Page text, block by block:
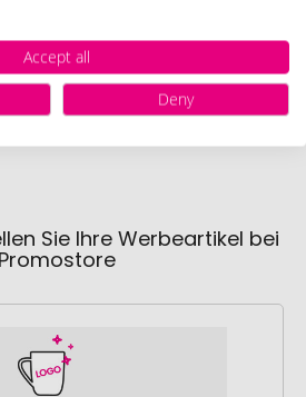
Sie Ihre Werbeartikel bei
Promostore
Accept all
Deny